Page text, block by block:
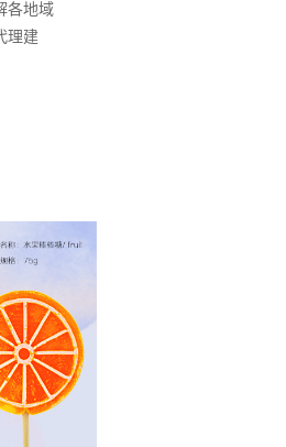
各地域
理建